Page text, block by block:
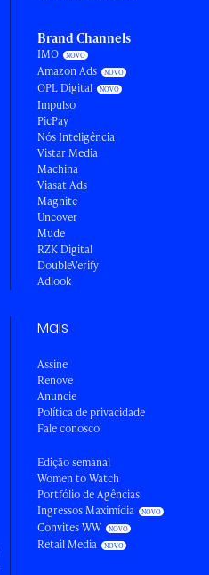
Brand Channels
IMO
Amazon Ads
OPL Digital
Impulso
PicPay
Nós Inteligência
Vistar Media
Machina
Viasat Ads
Magnite
Uncover
Mude
RZK Digital
DoubleVerify
Adlook
Mais
Assine
Renove
Anuncie
Política de privacidade
Fale conosco
Edição semanal
Women to Watch
Portfólio de Agências
Ingressos Maximídia
Convites WW
Retail Media